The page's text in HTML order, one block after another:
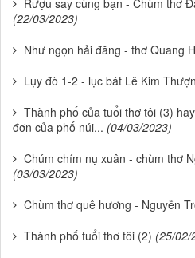
Rượu say cùng bạn - Chùm thơ
(22/03/2023)
Như ngọn hải đăng - thơ Quang
Lụy đò 1-2 - lục bát Lê Kim
Thành phố của tuổi thơ tôi (3)
đơn của phố núi... (04/03/2023)
Chúm chím nụ xuân - chùm thơ
(03/03/2023)
Chùm thơ quê hương - Nguyễn
Thành phố tuổi thơ tôi (2) (25/02/